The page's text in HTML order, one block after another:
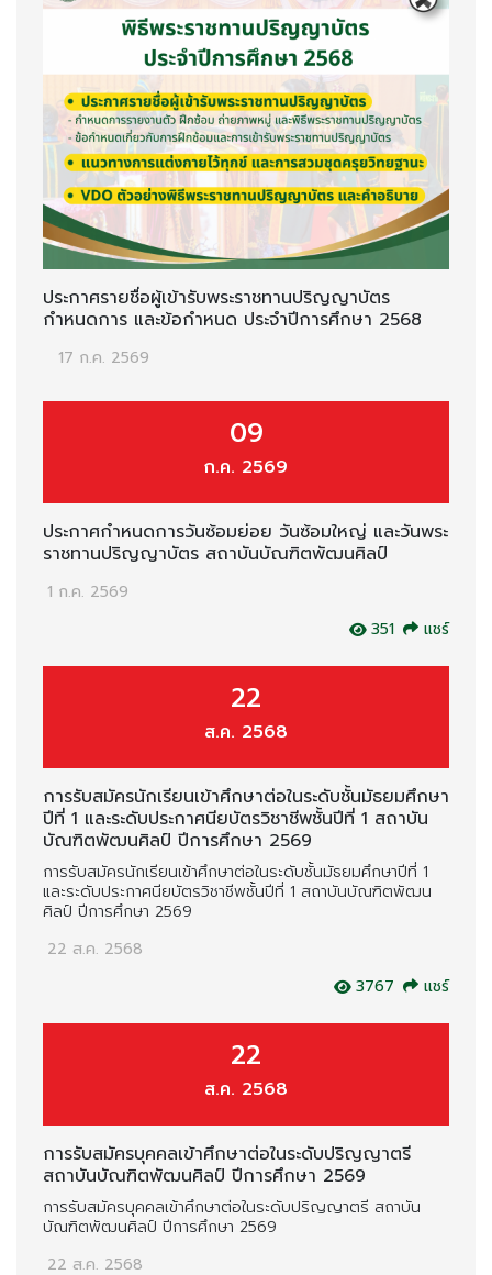
ประกาศรายชื่อผู้เข้ารับพระราชทานปริญญาบัตร
กำหนดการ และข้อกำหนด ประจำปีการศึกษา 2568
17 ก.ค. 2569
09
ก.ค. 2569
ประกาศกำหนดการวันซ้อมย่อย วันซ้อมใหญ่ และวันพระ
ราชทานปริญญาบัตร สถาบันบัณฑิตพัฒนศิลป์
1 ก.ค. 2569
351
แชร์
22
ส.ค. 2568
การรับสมัครนักเรียนเข้าศึกษาต่อในระดับชั้นมัธยมศึกษา
ปีที่ 1 และระดับประกาศนียบัตรวิชาชีพชั้นปีที่ 1 สถาบัน
บัณฑิตพัฒนศิลป์ ปีการศึกษา 2569
การรับสมัครนักเรียนเข้าศึกษาต่อในระดับชั้นมัธยมศึกษาปีที่ 1
และระดับประกาศนียบัตรวิชาชีพชั้นปีที่ 1 สถาบันบัณฑิตพัฒน
ศิลป์ ปีการศึกษา 2569
22 ส.ค. 2568
3767
แชร์
22
ส.ค. 2568
การรับสมัครบุคคลเข้าศึกษาต่อในระดับปริญญาตรี
สถาบันบัณฑิตพัฒนศิลป์ ปีการศึกษา 2569
การรับสมัครบุคคลเข้าศึกษาต่อในระดับปริญญาตรี สถาบัน
บัณฑิตพัฒนศิลป์ ปีการศึกษา 2569
22 ส.ค. 2568